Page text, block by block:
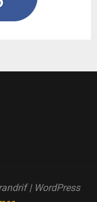
| WordPress